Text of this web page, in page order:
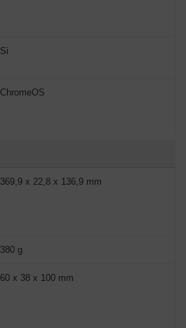
Si
ChromeOS
369,9 x 22,8 x 136,9 mm
380 g
60 x 38 x 100 mm